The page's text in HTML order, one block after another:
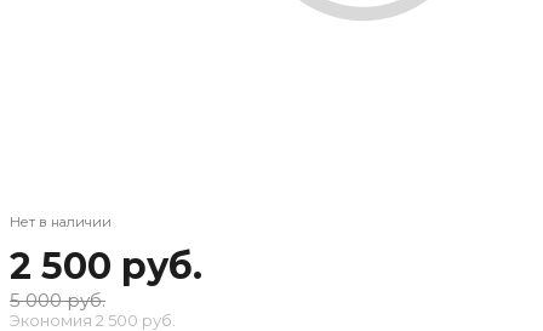
Нет в наличии
2 500 руб.
5 000 руб.
Экономия 2 500 руб.